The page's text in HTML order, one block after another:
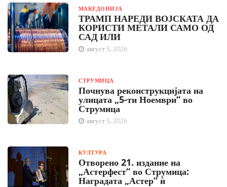
МАКЕДОНИЈА
ТРАМП НАРЕДИ ВОЈСКАТА ДА
КОРИСТИ МЕТАЛИ САМО ОД
САД ИЛИ
август 5, 2026
СТРУМИЦА
Почнува реконструкцијата на
улицата „5-ти Ноември“ во
Струмица
август 5, 2026
КУЛТУРА
Отворено 21. издание на
„Астерфест“ во Струмица:
Наградата „Астер“ ѝ